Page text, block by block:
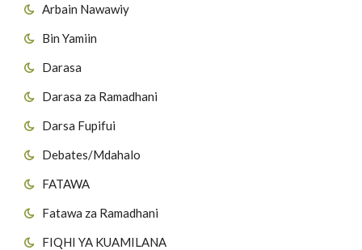
Arbain Nawawiy
Bin Yamiin
Darasa
Darasa za Ramadhani
Darsa Fupifui
Debates/Mdahalo
FATAWA
Fatawa za Ramadhani
FIQHI YA KUAMILANA